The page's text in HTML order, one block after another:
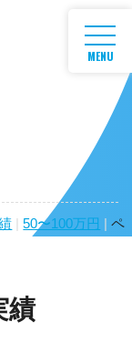
50〜100万円 | ペ
績
MENU